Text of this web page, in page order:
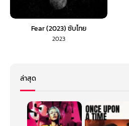
Fear (2023) ซับไทย
2023
ล่าสุด